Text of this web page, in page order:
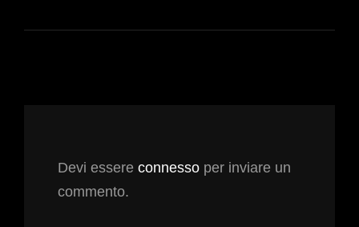
Devi essere connesso per inviare un
commento.